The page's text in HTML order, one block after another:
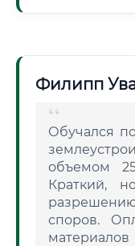
Филипп
Обучался
объемом
Краткий,
споров.
материалов